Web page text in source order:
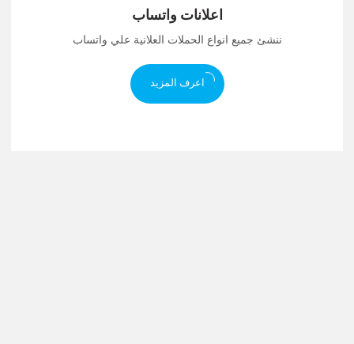
اعلانات واتساب
ننشئ جميع انواع الحملات العلانية علي واتساب
اعرف المزيد